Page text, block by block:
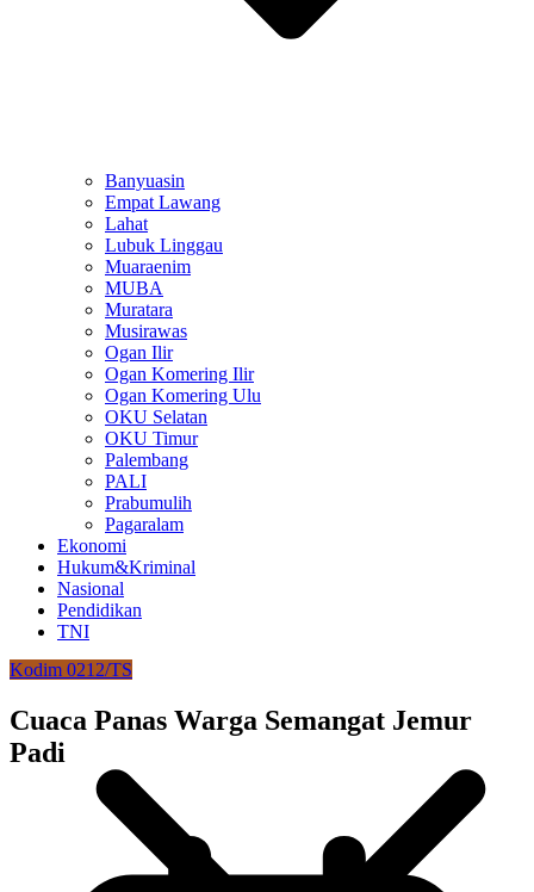
Banyuasin
Empat Lawang
Lahat
Lubuk Linggau
Muaraenim
MUBA
Muratara
Musirawas
Ogan Ilir
Ogan Komering Ilir
Ogan Komering Ulu
OKU Selatan
OKU Timur
Palembang
PALI
Prabumulih
Pagaralam
Ekonomi
Hukum&Kriminal
Nasional
Pendidikan
TNI
Kodim 0212/TS
Cuaca Panas Warga Semangat Jemur
Padi